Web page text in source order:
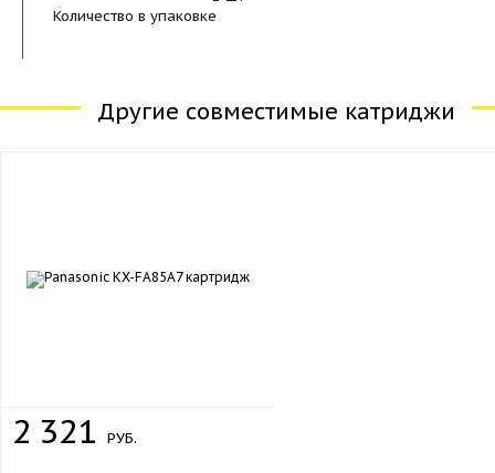
Количество в упаковке
Другие совместимые катриджи
2 321 РУБ.